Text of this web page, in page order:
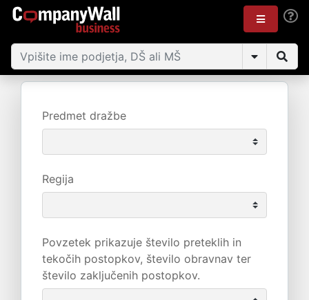
Predmet dražbe
Regija
Povzetek prikazuje število preteklih in
tekočih postopkov, število obravnav ter
število zaključenih postopkov.